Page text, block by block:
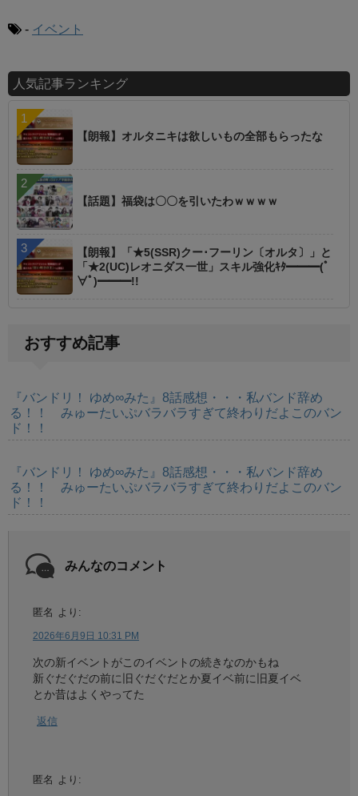
- イベント
人気記事ランキング
【朗報】オルタニキは欲しいもの全部もらったな
【話題】福袋は〇〇を引いたわｗｗｗｗ
【朗報】「★5(SSR)クー･フーリン〔オルタ〕」と
「★2(UC)レオニダス一世」スキル強化ｷﾀ━━━(ﾟ
∀ﾟ)━━━!!
おすすめ記事
『バンドリ！ ゆめ∞みた』8話感想・・・私バンド辞め
る！！ みゅーたいぷバラバラすぎて終わりだよこのバン
ド！！
『バンドリ！ ゆめ∞みた』8話感想・・・私バンド辞め
る！！ みゅーたいぷバラバラすぎて終わりだよこのバン
ド！！
みんなのコメント
匿名 より:
2026年6月9日 10:31 PM
次の新イベントがこのイベントの続きなのかもね
新ぐだぐだの前に旧ぐだぐだとか夏イベ前に旧夏イベ
とか昔はよくやってた
返信
匿名 より: